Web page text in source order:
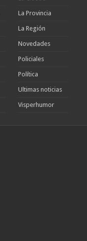
La Provincia
La Región
Novedades
Policiales
Política
Ultimas noticias
Visperhumor